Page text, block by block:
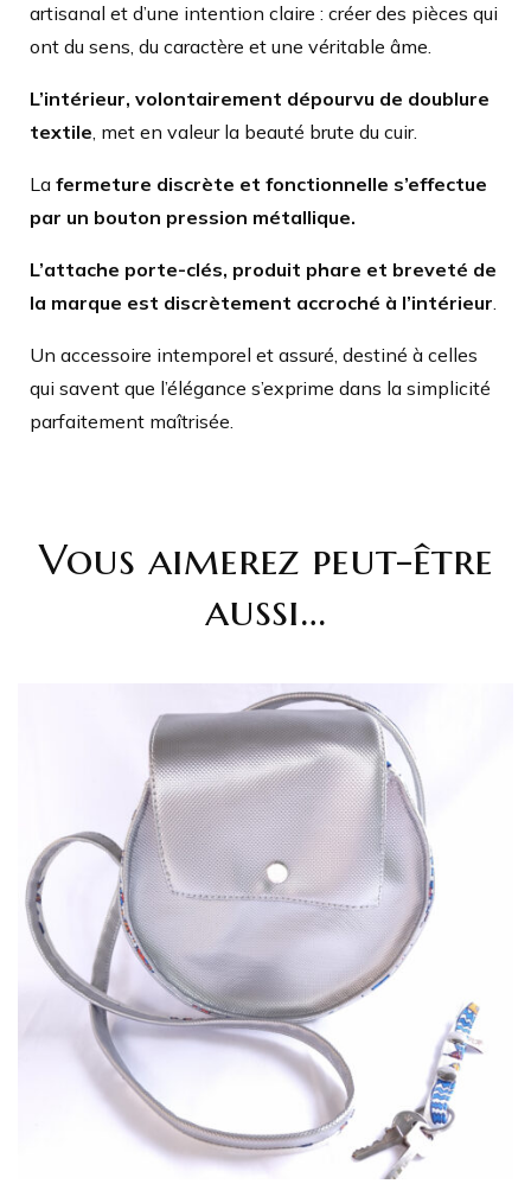
artisanal et d’une intention claire : créer des pièces qui
ont du sens, du caractère et une véritable âme.
L’intérieur, volontairement dépourvu de doublure
textile, met en valeur la beauté brute du cuir.
La fermeture discrète et fonctionnelle s’effectue
par un bouton pression métallique.
L’attache porte-clés, produit phare et breveté de
la marque est discrètement accroché à l’intérieur.
Un accessoire intemporel et assuré, destiné à celles
qui savent que l’élégance s’exprime dans la simplicité
parfaitement maîtrisée.
Vous aimerez peut-être
aussi…